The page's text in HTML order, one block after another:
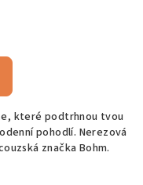
které podtrhnou tvou
pohodlí. Nerezová
značka Bohm.